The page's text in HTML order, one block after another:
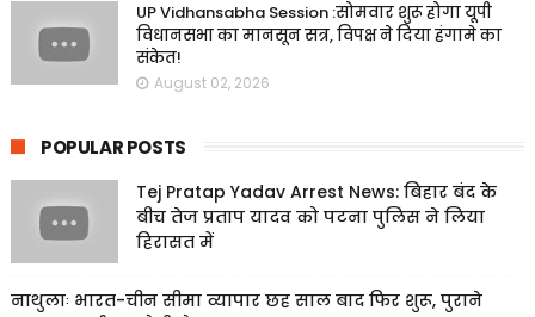
UP Vidhansabha Session :सोमवार शुरू होगा यूपी
विधानसभा का मानसून सत्र, विपक्ष ने दिया हंगामे का
संकेत!
August 02, 2026
POPULAR POSTS
Tej Pratap Yadav Arrest News: बिहार बंद के
बीच तेज प्रताप यादव को पटना पुलिस ने लिया
हिरासत में
नाथुलाः भारत-चीन सीमा व्यापार छह साल बाद फिर शुरू, पुराने